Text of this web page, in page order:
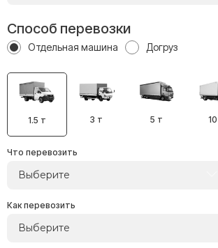
Способ перевозки
Отдельная машина Догруз
1.5 т 3 т 5 т
Что перевозить
Выберите
Как перевозить
Выберите